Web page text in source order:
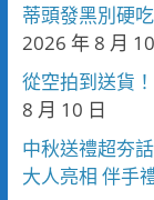
蒂頭發黑別硬
2026 年 8 月
從空拍到送貨
8 月 10 日
中秋送禮超夯
大人亮相 伴手